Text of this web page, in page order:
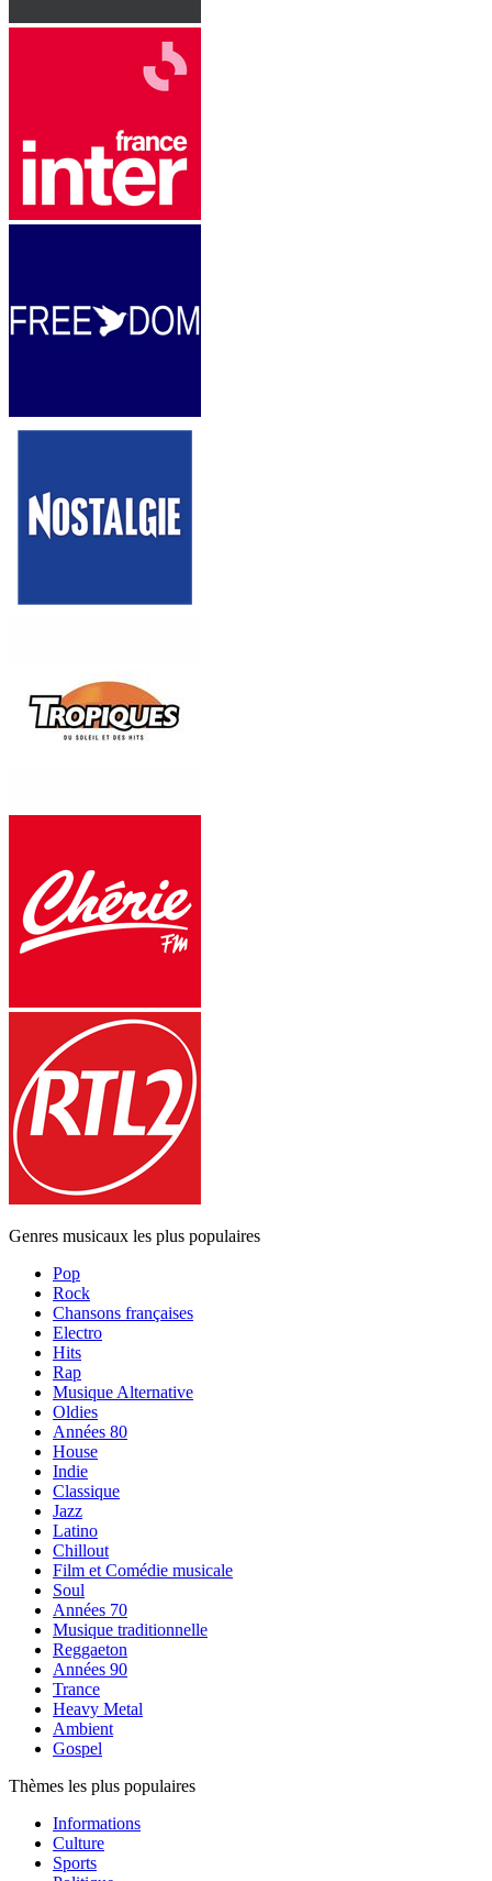
Genres musicaux les plus populaires
Pop
Rock
Chansons françaises
Electro
Hits
Rap
Musique Alternative
Oldies
Années 80
House
Indie
Classique
Jazz
Latino
Chillout
Film et Comédie musicale
Soul
Années 70
Musique traditionnelle
Reggaeton
Années 90
Trance
Heavy Metal
Ambient
Gospel
Thèmes les plus populaires
Informations
Culture
Sports